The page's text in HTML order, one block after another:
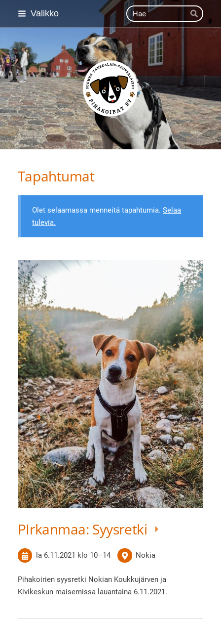
Siirry
Valikko Haku
Hae
Suomen Tanskalais-
Tapahtumat
Olet selaamassa menneitä tapahtumia.Selaa
tulevia.
PIrkanmaa: Syysretki
la 6.11.2021 klo 10–14 Nokia
Pihakoirien syysretki Nokian Koukkujärven ja
Kivikeskun maisemissa lauantaina 6.11.2021.